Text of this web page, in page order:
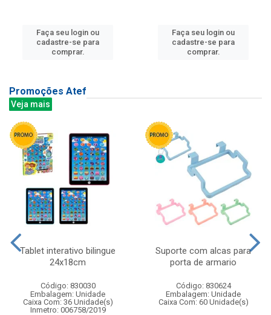
Faça seu login ou
cadastre-se para
comprar.
Faça seu login ou
cadastre-se para
comprar.
Promoções Atef
Veja mais
Tablet interativo bilingue
24x18cm
Código: 830030
Embalagem: Unidade
Caixa Com: 36 Unidade(s)
Inmetro: 006758/2019
Suporte com alcas para
porta de armario
Código: 830624
Embalagem: Unidade
Caixa Com: 60 Unidade(s)